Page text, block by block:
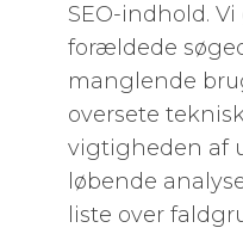
SEO-indhold.
forældede
manglende
oversete
vigtigheden af
løbende
liste over